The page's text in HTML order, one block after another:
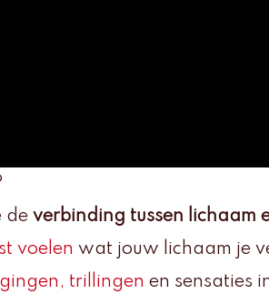
de verbinding tussen lichaam
voelen wat jouw lichaam je
trillingen en sensaties